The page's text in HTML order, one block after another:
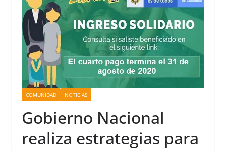
COMUNIDAD NOTICIAS
Gobierno Nacional
realiza estrategias para